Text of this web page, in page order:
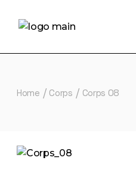
content
Home Corps Corps 08